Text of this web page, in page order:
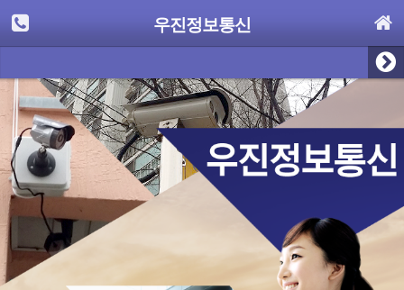
우진정보통신